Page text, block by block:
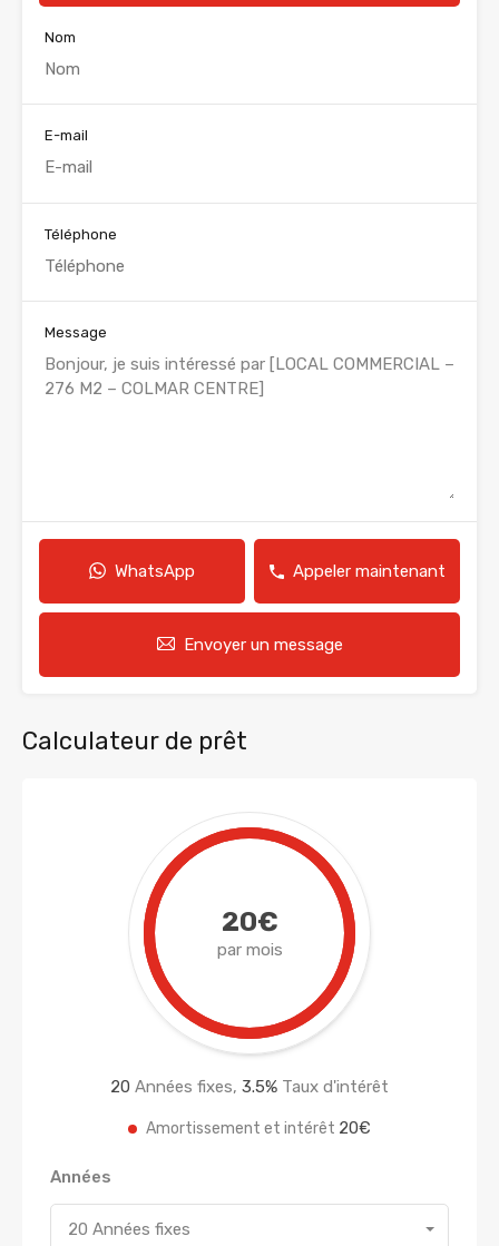
Nom
E-mail
Téléphone
Message
WhatsApp Appeler maintenant
Envoyer un message
Calculateur de prêt
20€
par mois
20 Années fixes, 3.5% Taux d'intérêt
Amortissement et intérêt 20€
Années
20 Années fixes